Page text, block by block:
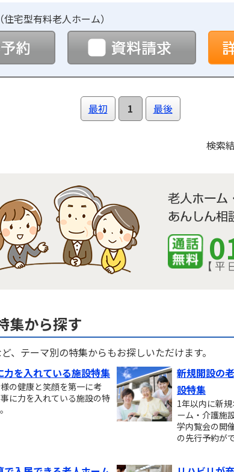
住宅型有料老人ホーム）
見学予約
資料請
最初 1 最後
検索
集から探す
、テーマ別の特集からもお探しいただけます。
力を入れている施設特集
の健康と笑顔を第一に考
に力を入れている施設の特
新規開設の
設特集
1年以内に新
ーム・介護施
学内覧会の開
の先行予約が